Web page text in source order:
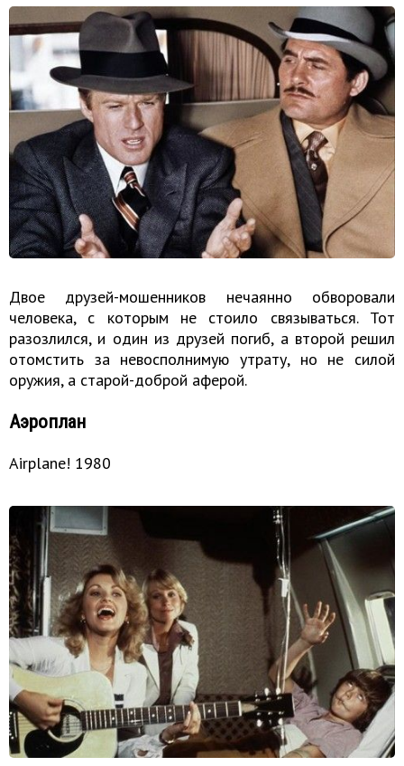
Двое друзей-мошенников нечаянно обворовали
человека, с которым не стоило связываться. Тот
разозлился, и один из друзей погиб, а второй решил
отомстить за невосполнимую утрату, но не силой
оружия, а старой-доброй аферой.
Аэроплан
Airplane! 1980